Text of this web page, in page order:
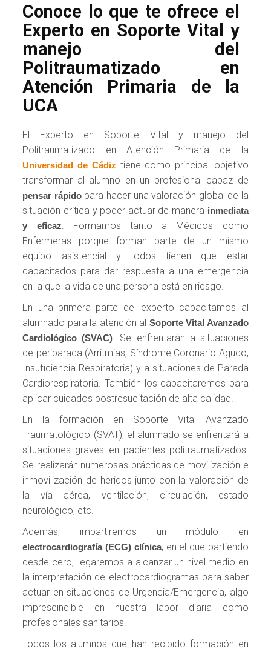
Conoce lo que te ofrece el
Experto en Soporte Vital y
manejo del
Politraumatizado en
Atención Primaria de la
UCA
El Experto en Soporte Vital y manejo del
Politraumatizado en Atención Primaria de la
Universidad de Cádiz tiene como principal objetivo
transformar al alumno en un profesional capaz de
pensar rápidopara hacer una valoración global de la
situación crítica y poder actuar de manera inmediata
y eficaz . Formamos tanto a Médicos como
Enfermeras porque forman parte de un mismo
equipo asistencial y todos tienen que estar
capacitados para dar respuesta a una emergencia
en la que la vida de una persona está en riesgo.
En una primera parte del experto capacitamos al
alumnado para la atención al Soporte Vital Avanzado
Cardiológico (SVAC) . Se enfrentarán a situaciones
de periparada (Arritmias, Síndrome Coronario Agudo,
Insuficiencia Respiratoria) y a situaciones de Parada
Cardiorespiratoria. También los capacitaremos para
aplicar cuidados postresucitación de alta calidad.
En la formación en Soporte Vital Avanzado
Traumatológico (SVAT), el alumnado se enfrentará a
situaciones graves en pacientes politraumatizados.
Se realizarán numerosas prácticas de movilización e
inmovilización de heridos junto con la valoración de
la vía aérea, ventilación, circulación, estado
neurológico, etc.
Además, impartiremos un módulo en
electrocardiografía (ECG) clínica, en el que partiendo
desde cero, llegaremos a alcanzar un nivel medio en
la interpretación de electrocardiogramas para saber
actuar en situaciones de Urgencia/Emergencia, algo
imprescindible en nuestra labor diaria como
profesionales sanitarios.
Todos los alumnos que han recibido formación en